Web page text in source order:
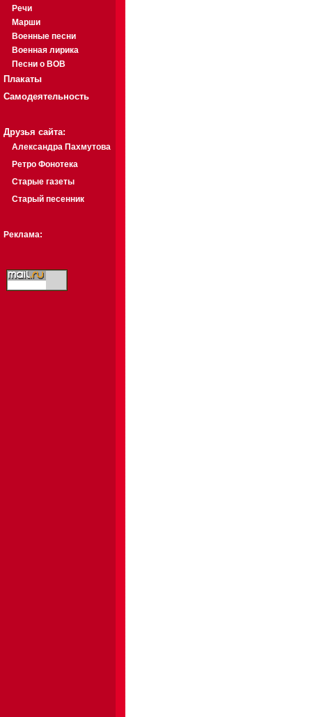
Речи
Марши
Военные песни
Военная лирика
Песни о ВОВ
Плакаты
Самодеятельность
Друзья сайта:
Александра Пахмутова
Ретро Фонотека
Старые газеты
Старый песенник
Реклама: